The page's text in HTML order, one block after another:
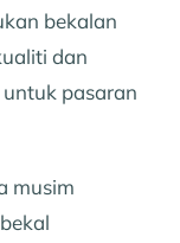
bekalan
dan
pasaran
musim